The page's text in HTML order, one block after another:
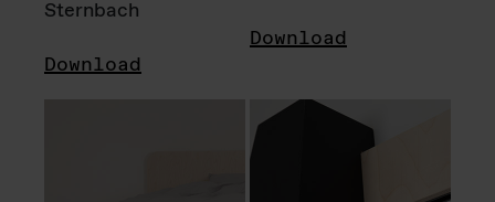
Sternbach
Download
Download